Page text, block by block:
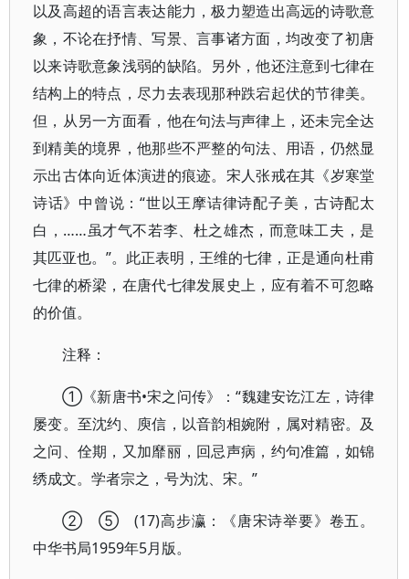
以及高超的语言表达能力，极力塑造出高远的诗歌意
象，不论在抒情、写景、言事诸方面，均改变了初唐
以来诗歌意象浅弱的缺陷。另外，他还注意到七律在
结构上的特点，尽力去表现那种跌宕起伏的节律美。
但，从另一方面看，他在句法与声律上，还未完全达
到精美的境界，他那些不严整的句法、用语，仍然显
示出古体向近体演进的痕迹。宋人张戒在其《岁寒堂
诗话》中曾说：“世以王摩诘律诗配子美，古诗配太
白，……虽才气不若李、杜之雄杰，而意味工夫，是
其匹亚也。”。此正表明，王维的七律，正是通向杜甫
七律的桥梁，在唐代七律发展史上，应有着不可忽略
的价值。
注释：
①《新唐书•宋之问传》：“魏建安讫江左，诗律
屡变。至沈约、庾信，以音韵相婉附，属对精密。及
之问、佺期，又加靡丽，回忌声病，约句准篇，如锦
绣成文。学者宗之，号为沈、宋。”
② ⑤ (17)高步瀛：《唐宋诗举要》卷五。
中华书局1959年5月版。